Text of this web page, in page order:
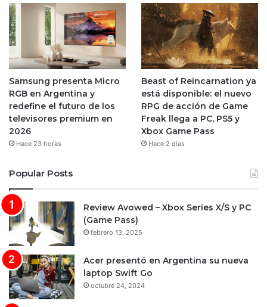
Samsung presenta Micro
RGB en Argentina y
redefine el futuro de los
televisores premium en
2026
Hace 23 horas
Beast of Reincarnation ya
está disponible: el nuevo
RPG de acción de Game
Freak llega a PC, PS5 y
Xbox Game Pass
Hace 2 días
Popular Posts
Review Avowed – Xbox Series X/S y PC
(Game Pass)
febrero 13, 2025
Acer presentó en Argentina su nueva
laptop Swift Go
octubre 24, 2024